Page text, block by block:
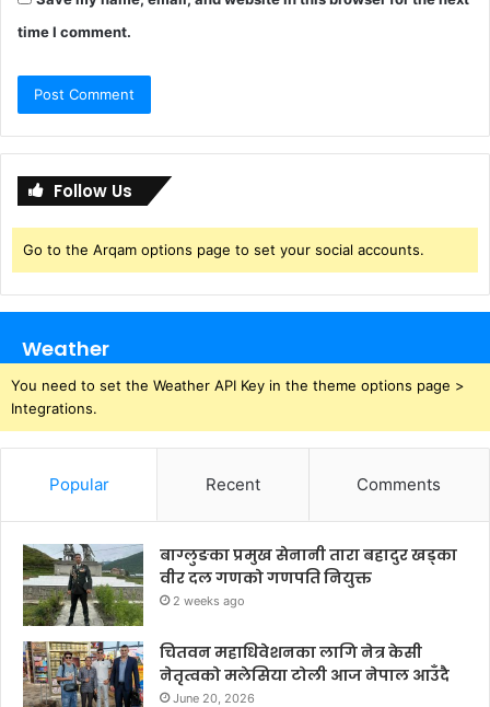
time I comment.
Follow Us
Go to the Arqam options page to set your social accounts.
Weather
You need to set the Weather API Key in the theme options page >
Integrations.
Popular Recent Comments
बाग्लुङका प्रमुख सेनानी तारा बहादुर खड्का
वीर दल गणको गणपति नियुक्त
2 weeks ago
चितवन महाधिवेशनका लागि नेत्र केसी
नेतृत्वको मलेसिया टोली आज नेपाल आउँदै
June 20, 2026